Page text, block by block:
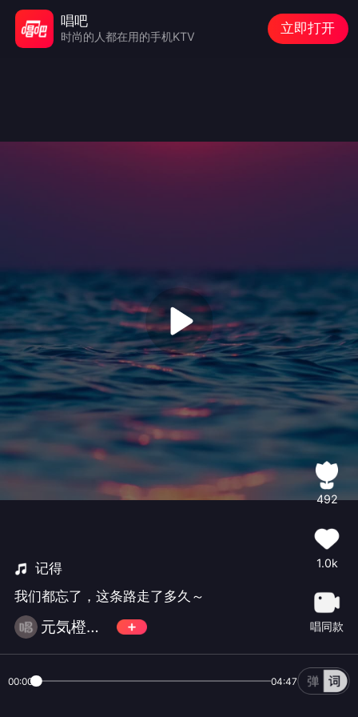
记得
我们都忘了，这条路走了多久～
元気橙子🎀
492
1.0k
唱同款
00:00 04:47
唱吧
时尚的人都在用的手机KTV
立即打开